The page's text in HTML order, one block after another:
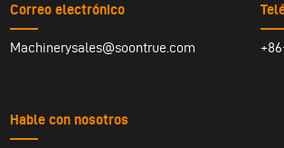
Correo electrónico
Machinerysales@soontrue.com
Hable con nosotros